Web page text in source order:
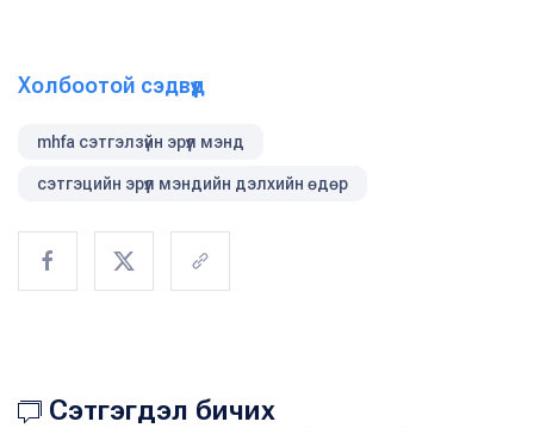
Холбоотой сэдвүүд
mhfa сэтгэлзүйн эрүүл мэнд
сэтгэцийн эрүүл мэндийн дэлхийн өдөр
Сэтгэгдэл бичих